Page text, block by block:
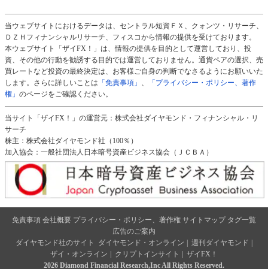
当ウェブサイトにおけるデータは、セントラル短資ＦＸ、クォンツ・リサーチ、
ＤＺＨフィナンシャルリサーチ、フィスコから情報の提供を受けております。
本ウェブサイト「ザイFX！」は、情報の提供を目的として運営しており、投
資、その他の行動を勧誘する目的では運営しておりません。通貨ペアの選択、売
買レートなど投資の最終決定は、お客様ご自身の判断でなさるようにお願いいた
します。さらに詳しいことは 「免責事項」 、
「プライバシー・ポリシー、著作
権」 のページをご確認ください。
当サイト「ザイFX！」の運営元：株式会社ダイヤモンド・フィナンシャル・リ
サーチ
株主：株式会社ダイヤモンド社（100％）
加入協会：一般社団法人日本暗号資産ビジネス協会（ＪＣＢＡ）
免責事項 会社概要 プライバシー・ポリシー、著作権 サイトマップ タグ一覧
広告のご案内
ダイヤモンド社のサイト
ダイヤモンド・オンライン | 週刊ダイヤモンド |
ザイ・オンライン | クリプトインサイト | ザイFX！
2026 Diamond Financial Research,Inc All Rights Reserved.